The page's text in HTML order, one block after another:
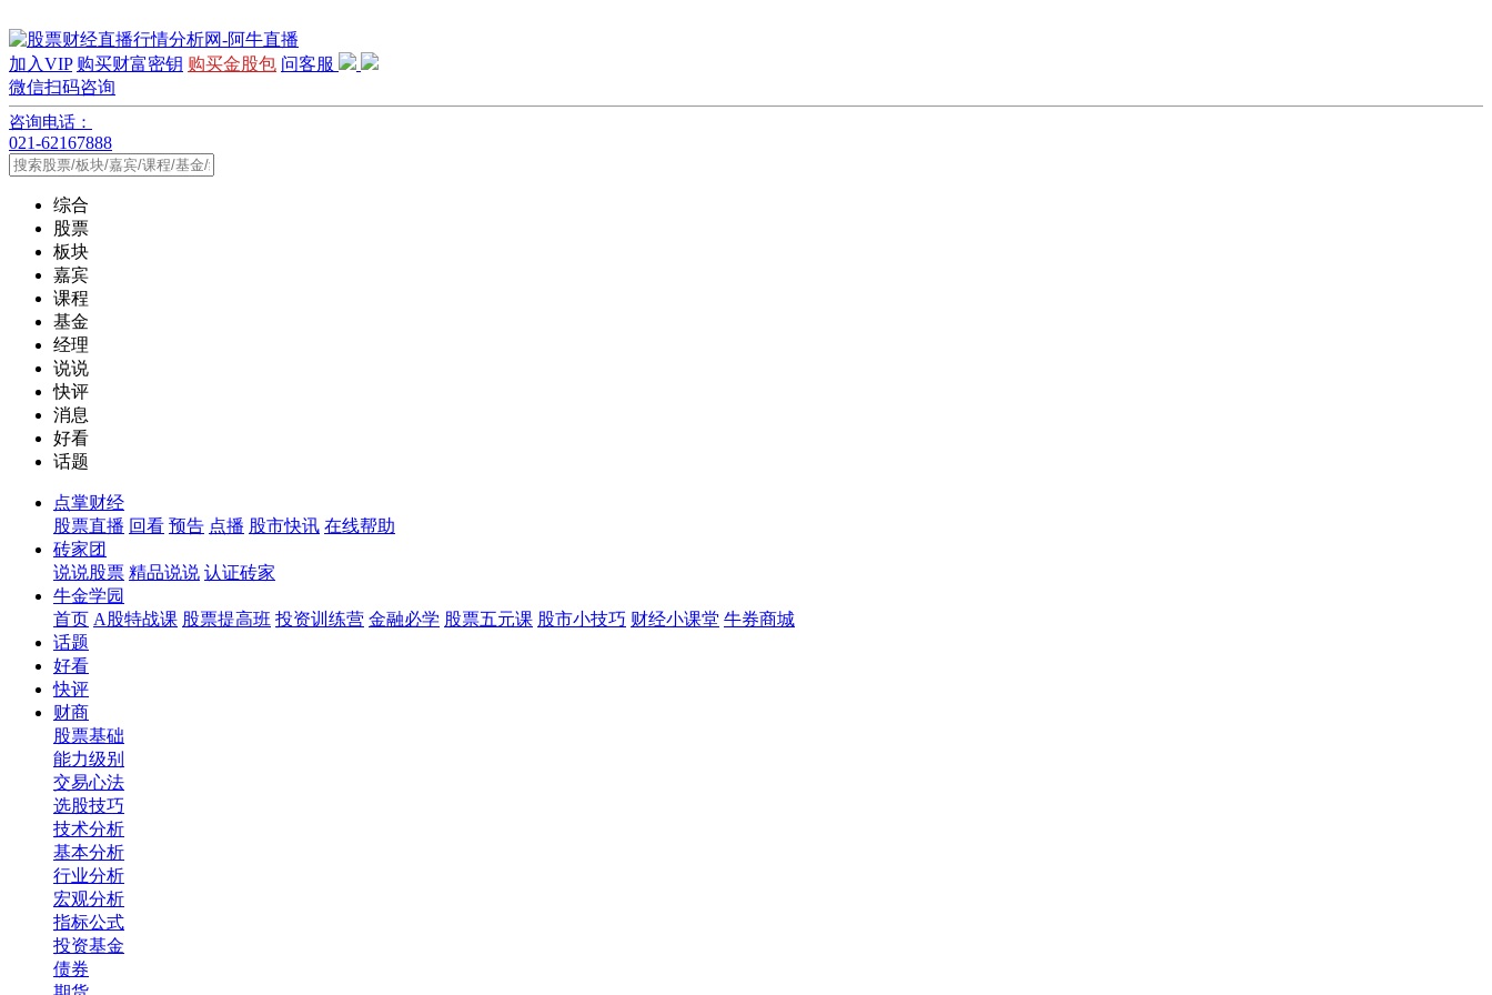
加入VIP 购买财富密钥 购买金股包 问客服
微信扫码咨询
咨询电话：
021-62167888
综合
股票
板块
嘉宾
课程
基金
经理
说说
快评
消息
好看
话题
点掌财经
股票直播 回看 预告 点播 股市快讯 在线帮助
砖家团
说说股票 精品说说 认证砖家
牛金学园
首页 A股特战课 股票提高班 投资训练营 金融必学 股票五元课 股市小技巧 财经小课堂 牛券商城
话题
好看
快评
财商
股票基础
能力级别
交易心法
选股技巧
技术分析
基本分析
行业分析
宏观分析
指标公式
投资基金
债券